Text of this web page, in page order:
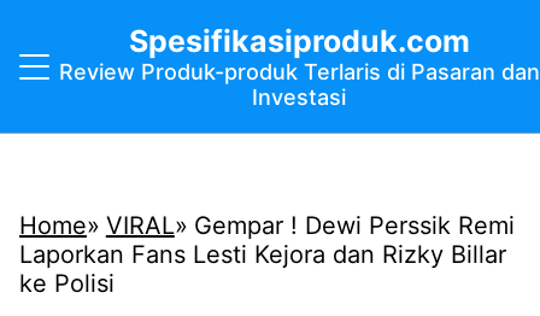
Spesifikasiproduk.com
Review Produk-produk Terlaris di Pasaran dan
Investasi
Home VIRAL
Gempar ! Dewi Perssik Remi
Laporkan Fans Lesti Kejora dan Rizky Billar
ke Polisi